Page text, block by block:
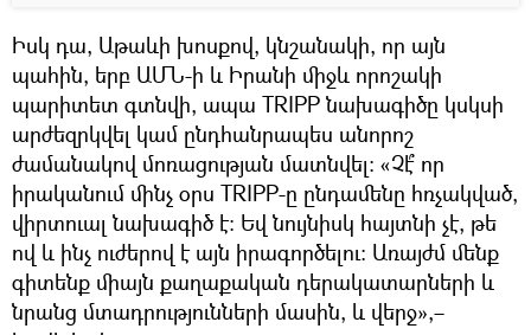
Իսկ դա, Աթաևի խոսքով, կնշանակի, որ այն
պահին, երբ ԱՄՆ-ի և Իրանի միջև որոշակի
պարիտետ գտնվի, ապա TRIPP նախագիծը կսկսի
արժեզրկվել կամ ընդհանրապես անորոշ
ժամանակով մոռացության մատնվել: «Չէ՞ որ
իրականում մինչ օրս TRIPP-ը ընդամենը հռչակված,
վիրտուալ նախագիծ է: Եվ նույնիսկ հայտնի չէ, թե
ով և ինչ ուժերով է այն իրագործելու: Առայժմ մենք
գիտենք միայն քաղաքական դերակատարների և
նրանց մտադրությունների մասին, և վերջ»,–